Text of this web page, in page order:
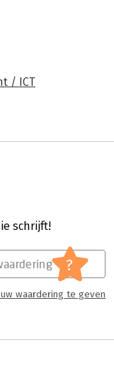
/ ICT
schrijft!
?
waardering te geven